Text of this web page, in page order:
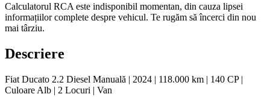
Calculatorul RCA este indisponibil momentan, din cauza lipsei
informațiilor complete despre vehicul. Te rugăm să încerci din nou
mai târziu.
Descriere
Fiat Ducato 2.2 Diesel Manuală | 2024 | 118.000 km | 140 CP |
Culoare Alb | 2 Locuri | Van